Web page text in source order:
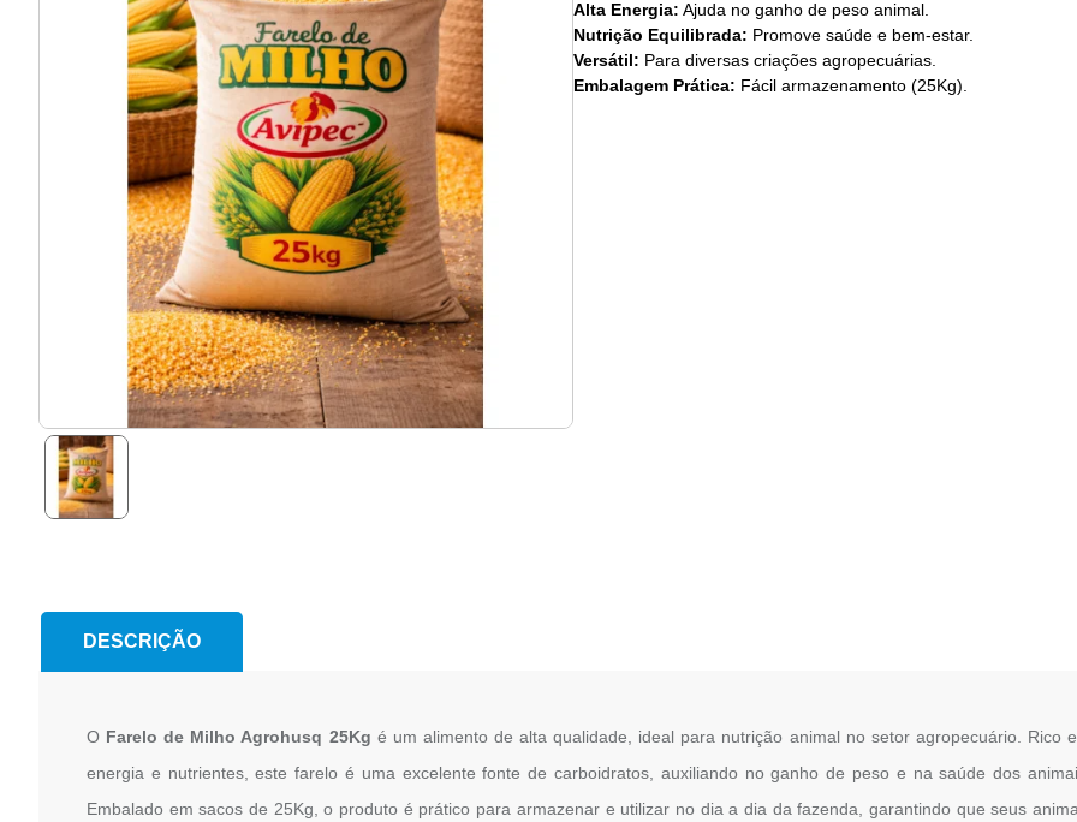
Alta Energia: Ajuda no ganho de peso animal.
Nutrição Equilibrada: Promove saúde e bem-estar.
Versátil: Para diversas criações agropecuárias.
Embalagem Prática: Fácil armazenamento (25Kg).
DESCRIÇÃO
O Farelo de Milho Agrohusq 25Kg é um alimento de alta qualidade, ideal para nutrição animal no setor agropecuário. Rico
energia e nutrientes, este farelo é uma excelente fonte de carboidratos, auxiliando no ganho de peso e na saúde dos
Embalado em sacos de 25Kg, o produto é prático para armazenar e utilizar no dia a dia da fazenda, garantindo que seus